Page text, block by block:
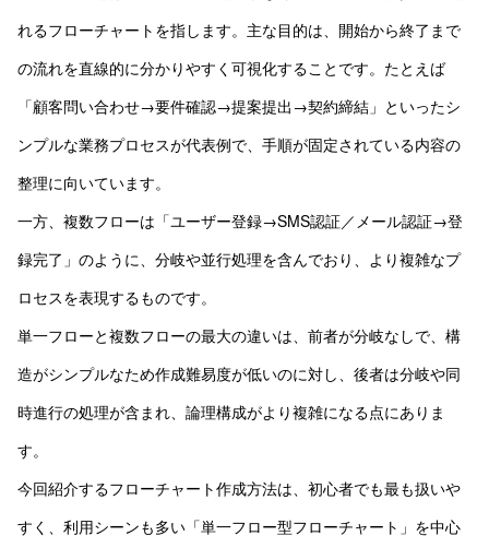
れるフローチャートを指します。主な目的は、開始から終了まで
の流れを直線的に分かりやすく可視化することです。たとえば
「顧客問い合わせ→要件確認→提案提出→契約締結」といったシ
ンプルな業務プロセスが代表例で、手順が固定されている内容の
整理に向いています。
一方、複数フローは「ユーザー登録→SMS認証／メール認証→登
録完了」のように、分岐や並行処理を含んでおり、より複雑なプ
ロセスを表現するものです。
単一フローと複数フローの最大の違いは、前者が分岐なしで、構
造がシンプルなため作成難易度が低いのに対し、後者は分岐や同
時進行の処理が含まれ、論理構成がより複雑になる点にありま
す。
今回紹介するフローチャート作成方法は、初心者でも最も扱いや
すく、利用シーンも多い「単一フロー型フローチャート」を中心